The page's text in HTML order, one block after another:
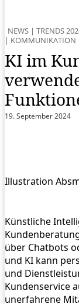
NEWS | TRENDS
| KOMMUNIKATION
KI im
19. September 2024
Illustration
Künstliche
über Chatbots
und KI kann
und
Kundenservice
unerfahrene